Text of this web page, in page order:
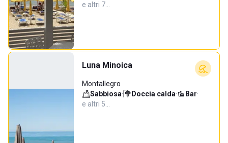
e altri 7…
Luna Minoica
Montallegro
Sabbiosa· Doccia calda· Bar·
e altri 5…